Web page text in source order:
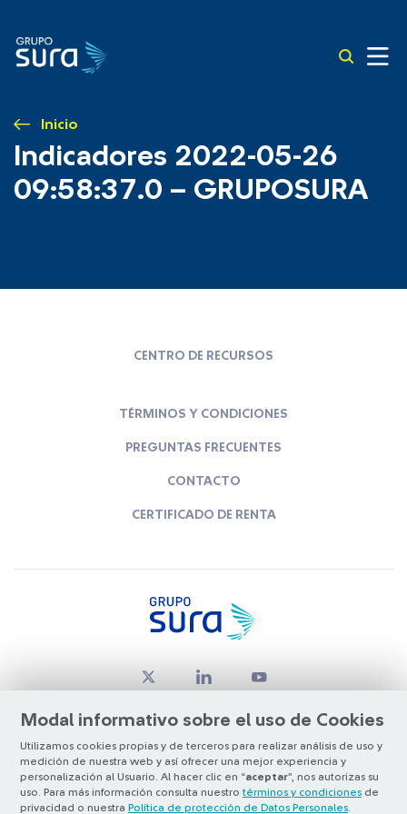
Inicio
Indicadores 2022-05-26
09:58:37.0 – GRUPOSURA
Modal informativo sobre el uso de Cookies
Utilizamos cookies propias y de terceros para realizar análisis de uso y
medición de nuestra web y así ofrecer una mejor experiencia y
personalización al Usuario. Al hacer clic en “aceptar”, nos autorizas su
uso. Para más información consulta nuestro términos y condiciones de
privacidad o nuestra Política de protección de Datos Personales
CENTRO DE RECURSOS
TÉRMINOS Y CONDICIONES
PREGUNTAS FRECUENTES
CONTACTO
CERTIFICADO DE RENTA
© Copyright Grupo SURA 2026